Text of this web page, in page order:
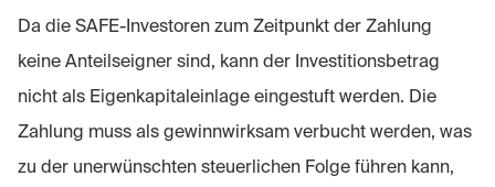
Da die SAFE-Investoren zum Zeitpunkt der Zahlung
keine Anteilseigner sind, kann der Investitionsbetrag
nicht als Eigenkapitaleinlage eingestuft werden. Die
Zahlung muss als gewinnwirksam verbucht werden, was
zu der unerwünschten steuerlichen Folge führen kann,